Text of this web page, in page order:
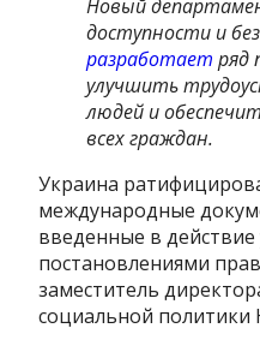
Новый
доступности и
разработает ряд
улучшить
людей и
всех граждан.
Украина
международные
введенные в
постановлениями
заместитель
социальной